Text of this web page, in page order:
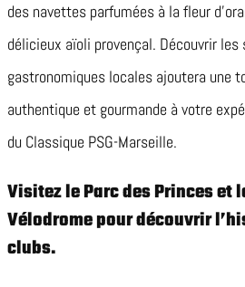
des navettes parfumées à la fleur
délicieux aïoli provençal. Découvrir
gastronomiques locales ajoutera une
authentique et gourmande à votre
du Classique PSG-Marseille.
Visitez le Parc des Princes et
Vélodrome pour découvrir
clubs.